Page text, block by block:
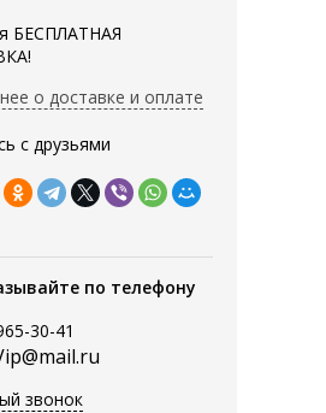
БЕСПЛАТНАЯ
о доставке и оплате
с друзьями
по телефону
30-41
звонок